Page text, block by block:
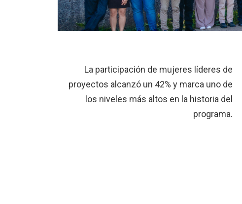
La participación de mujeres líderes de
proyectos alcanzó un 42% y marca uno de
los niveles más altos en la historia del
programa.